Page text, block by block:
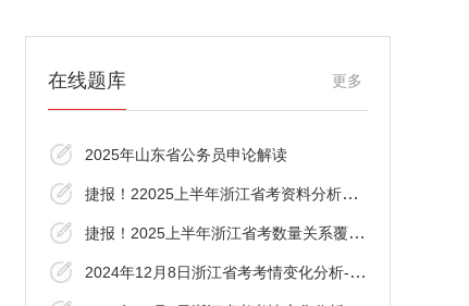
更多
在线题库
2025年山东省公务员申论解读
捷报！22025上半年浙江省考资料分析覆盖了
捷报！2025上半年浙江省考数量关系覆盖了！
2024年12月8日浙江省考考情变化分析-言语理